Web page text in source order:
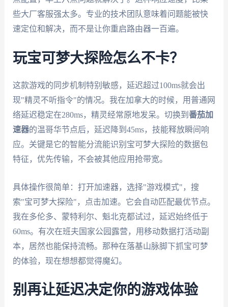
些大厂客服强太多。专业的技术团队意味着问题能被快
速定位和解决，而不是让你重启路由器一百遍。
玩宝可梦大探险怎么不卡？
这款游戏的同步机制特别敏感，延迟超过100ms就会出
现"精灵不听指令"的情况。我在加拿大的时候，用普通网
络延迟稳定在280ms，精灵经常原地发呆。切换到 番茄加
速器的温哥华节点后，延迟降到45ms，技能释放瞬间响
应。关键是它的智能分流能识别宝可梦大探险的数据包
特征，优先传输，不会被其他应用抢带宽。
具体操作很简单：打开加速器，选择"游戏模式"，搜
索"宝可梦大探险"，点击加速。它会自动匹配最优节点。
我在多伦多、蒙特利尔、魁北克都试过，延迟始终低于
60ms。有次在班夫国家公园露营，用移动数据打活动副
本，居然也能保持流畅。那种在落基山脉脚下抓宝可梦
的体验，现在想想都觉得魔幻。
别再让延迟决定你的游戏体验